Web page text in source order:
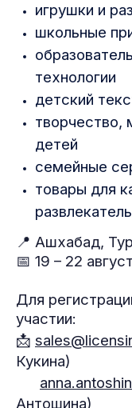
игрушки и
школьные
технологии
детский
творчество,
детей
семейные
товары для
📍 Ашхабад,
📅 19 – 22
Для
участии:
📩
Кукина)
Антошина)